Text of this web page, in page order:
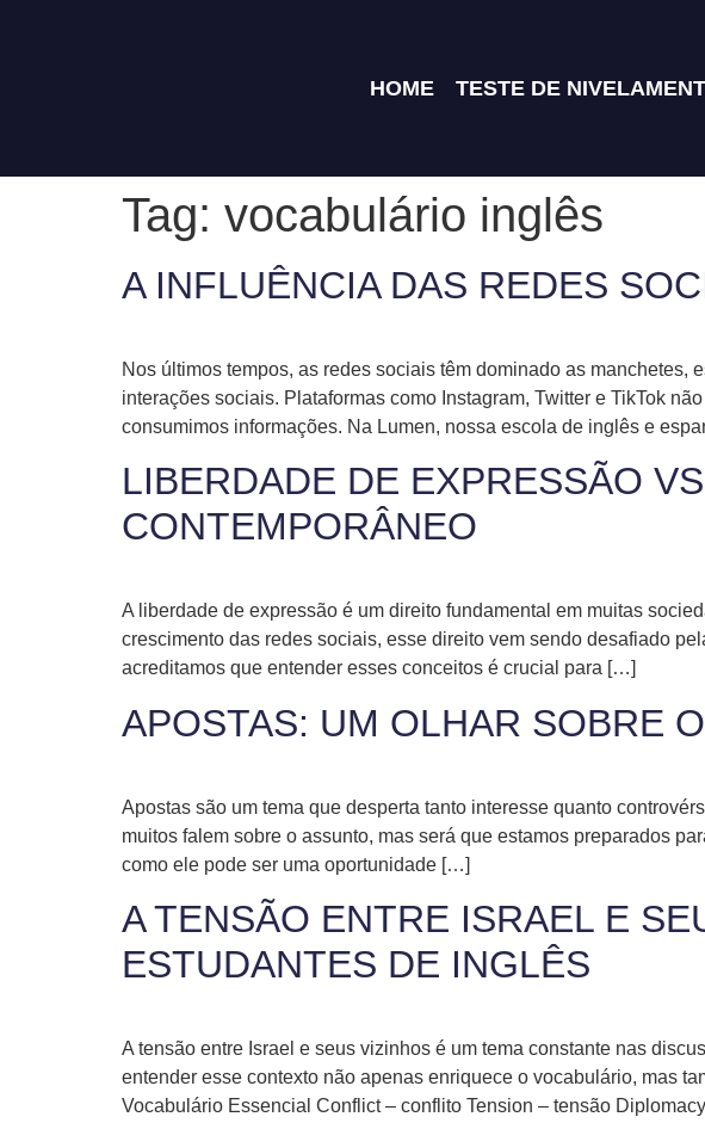
HOME TESTE DE
Tag: vocabulário inglês
A INFLUÊNCIA DAS REDES
Nos últimos tempos, as redes sociais têm dominado as
interações sociais. Plataformas como Instagram, Twitter e TikTok
consumimos informações. Na Lumen, nossa escola de inglês e
LIBERDADE DE EXPRESSÃO
CONTEMPORÂNEO
A liberdade de expressão é um direito fundamental em muitas
crescimento das redes sociais, esse direito vem sendo desafiado
acreditamos que entender esses conceitos é crucial para […]
APOSTAS: UM OLHAR SOBRE
Apostas são um tema que desperta tanto interesse quanto
muitos falem sobre o assunto, mas será que estamos preparados
como ele pode ser uma oportunidade […]
A TENSÃO ENTRE ISRAEL E
ESTUDANTES DE INGLÊS
A tensão entre Israel e seus vizinhos é um tema constante nas
entender esse contexto não apenas enriquece o vocabulário, mas
Vocabulário Essencial Conflict – conflito Tension – tensão